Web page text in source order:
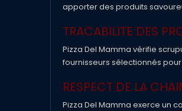
apporter des produits
TRACABILITE DES
Pizza Del Mamma vérifie
fournisseurs sélectionnés
RESPECT DE LA
Pizza Del Mamma exerce un